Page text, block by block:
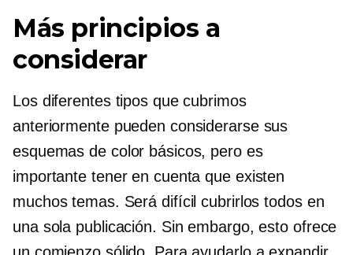
Más principios a
considerar
Los diferentes tipos que cubrimos
anteriormente pueden considerarse sus
esquemas de color básicos, pero es
importante tener en cuenta que existen
muchos temas. Será difícil cubrirlos todos en
una sola publicación. Sin embargo, esto ofrece